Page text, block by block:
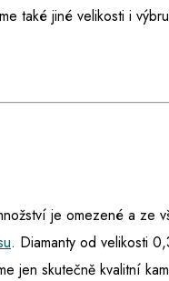
také jiné velikosti i
je omezené a ze
. Diamanty od velikosti
jen skutečně kvalitní